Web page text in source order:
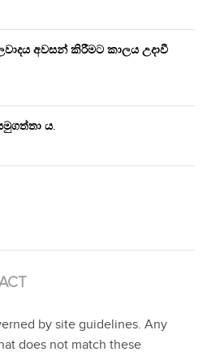
අවසන් කිරීමට කාලය උදාවී
ය.
by site guidelines. Any
does not match these